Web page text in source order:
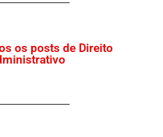
os posts de Direito